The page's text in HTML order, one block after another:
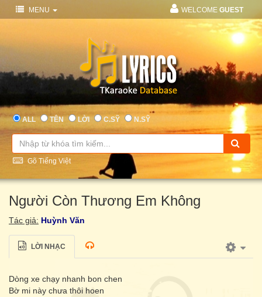
MENU WELCOME GUEST
ALL TÊN LỜI C.SỸ N.SỸ
Gõ Tiếng Việt
Người Còn Thương Em Không
Tác giả: Huỳnh Văn
LỜI NHẠC
Dòng xe chạy nhanh bon chen
Bờ mi này chưa thôi hoen